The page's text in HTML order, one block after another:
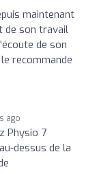
maintenant
de son travail
de son
recommande
ago
Physio 7
dessus de la